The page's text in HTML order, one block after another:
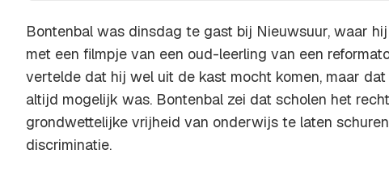
Bontenbal was dinsdag te gast bij Nieuwsuur, waar
met een filmpje van een oud-leerling van een
vertelde dat hij wel uit de kast mocht komen, maar
altijd mogelijk was. Bontenbal zei dat scholen het
grondwettelijke vrijheid van onderwijs te laten
discriminatie.